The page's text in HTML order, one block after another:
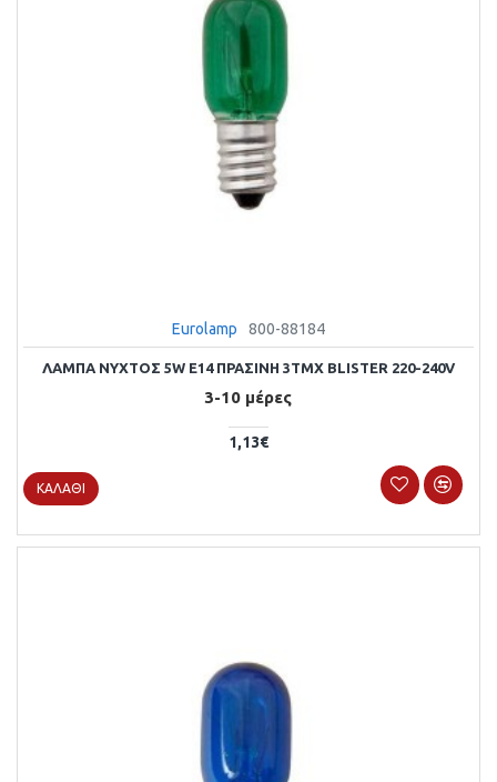
Eurolamp 800-88184
ΛΑΜΠΑ ΝΥΧΤΟΣ 5W E14 ΠΡΑΣΙΝΗ 3ΤΜΧ BLISTER 220-240V
3-10 μέρες
1,13€
ΚΑΛΆΘΙ